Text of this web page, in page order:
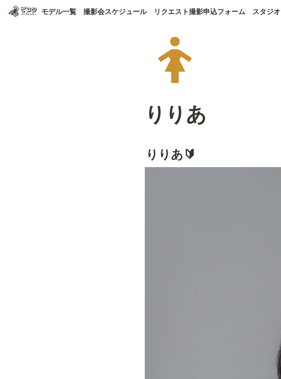
モデル一覧 撮影会スケジュール リクエスト撮影申込フォーム スタジオ
りりあ
りりあ🔰